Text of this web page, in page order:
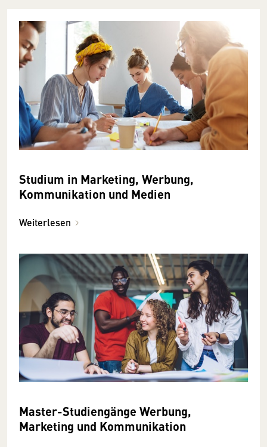
Studium in Marketing, Werbung,
Kommunikation und Medien
Weiterlesen
Master-Studiengänge Werbung,
Marketing und Kommunikation